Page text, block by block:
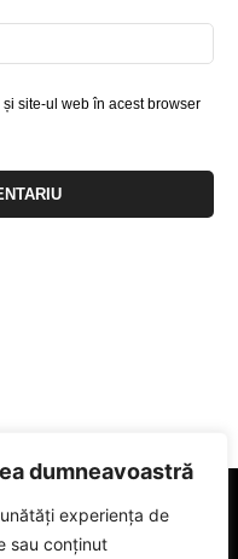
dumneavoastră
experiența de
sau conținut
site-ul web în acest browser